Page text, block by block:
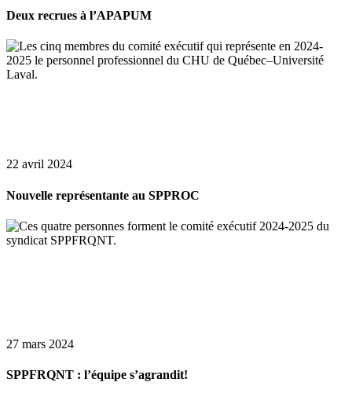
Deux recrues à l’APAPUM
22 avril 2024
Nouvelle représentante au SPPROC
27 mars 2024
SPPFRQNT : l’équipe s’agrandit!